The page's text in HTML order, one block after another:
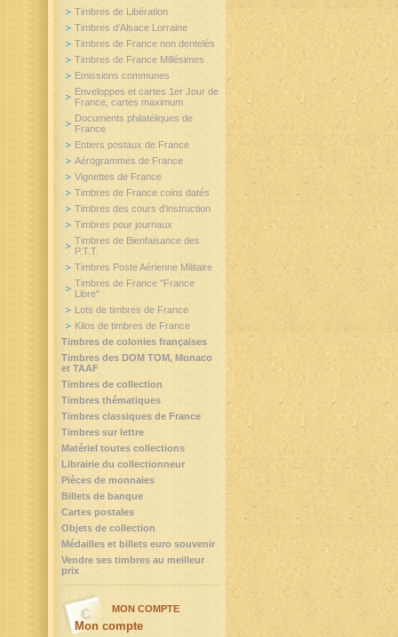
Timbres de Libération
Timbres d'Alsace Lorraine
Timbres de France non dentelés
Timbres de France Millésimes
Emissions communes
Enveloppes et cartes 1er Jour de
France, cartes maximum
Documents philatéliques de
France
Entiers postaux de France
Aérogrammes de France
Vignettes de France
Timbres de France coins datés
Timbres des cours d'instruction
Timbres pour journaux
Timbres de Bienfaisance des
P.T.T.
Timbres Poste Aérienne Militaire
Timbres de France "France
Libre"
Lots de timbres de France
Kilos de timbres de France
Timbres de colonies françaises
Timbres des DOM TOM, Monaco
et TAAF
Timbres de collection
Timbres thématiques
Timbres classiques de France
Timbres sur lettre
Matériel toutes collections
Librairie du collectionneur
Pièces de monnaies
Billets de banque
Cartes postales
Objets de collection
Médailles et billets euro souvenir
Vendre ses timbres au meilleur
prix
MON COMPTE
Mon compte